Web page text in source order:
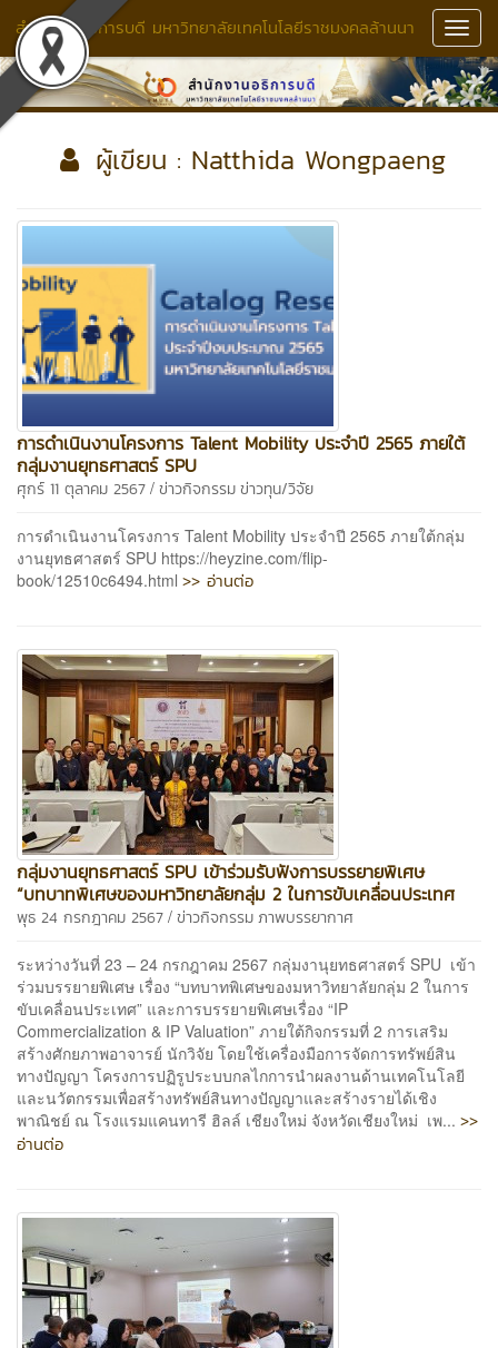
สำนักงานอธิการบดี มหาวิทยาลัยเทคโนโลยีราชมงคลล้านนา
ผู้เขียน : Natthida Wongpaeng
การดำเนินงานโครงการ Talent Mobility ประจำปี 2565 ภายใต้
กลุ่มงานยุทธศาสตร์ SPU
ศุกร์ 11 ตุลาคม 2567 / ข่าวกิจกรรมข่าวทุน/วิจัย
การดำเนินงานโครงการ Talent Mobility ประจำปี 2565 ภายใต้กลุ่ม
งานยุทธศาสตร์ SPU https://heyzine.com/flip-
book/12510c6494.html >> อ่านต่อ
กลุ่มงานยุทธศาสตร์ SPU เข้าร่วมรับฟังการบรรยายพิเศษ
“บทบาทพิเศษของมหาวิทยาลัยกลุ่ม 2 ในการขับเคลื่อนประเทศ
พุธ 24 กรกฎาคม 2567 / ข่าวกิจกรรมภาพบรรยากาศ
ระหว่างวันที่ 23 – 24 กรกฎาคม 2567 กลุ่มงานุยทธศาสตร์ SPU เข้า
ร่วมบรรยายพิเศษ เรื่อง “บทบาทพิเศษของมหาวิทยาลัยกลุ่ม 2 ในการ
ขับเคลื่อนประเทศ” และการบรรยายพิเศษเรื่อง “IP
Commercialization & IP Valuation” ภายใต้กิจกรรมที่ 2 การเสริม
สร้างศักยภาพอาจารย์ นักวิจัย โดยใช้เครื่องมือการจัดการทรัพย์สิน
ทางปัญญา โครงการปฏิรูประบบกลไกการนำผลงานด้านเทคโนโลยี
และนวัตกรรมเพื่อสร้างทรัพย์สินทางปัญญาและสร้างรายได้เชิง
พาณิชย์ ณ โรงแรมแคนทารี ฮิลล์ เชียงใหม่ จังหวัดเชียงใหม่ เพ... >>
อ่านต่อ